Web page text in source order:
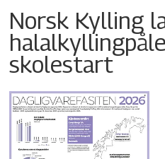
Norsk Kylling
skolestart